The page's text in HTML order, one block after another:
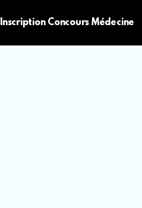
Inscription Concours Médecine